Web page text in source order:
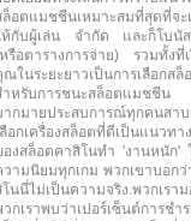
ล็อตแมชชีนเหมาะสมที่สุดที่จะ
ห้กับผู้เล่น จำกัด และก็โบนัส
รือตารางการจ่าย) รวมทั้งที่
ณในระยะยาวเป็นการเลือกส
ำหรับการชนะสล็อตแมชชีน
ากมายประสบการณ์ทุกคนสา
ลือกเครื่องสล็อตที่ดีเป็นแนว
องสล็อตคาสิโนทำ 'งานหนัก'
วามนิยมทุกเกม พวกเขาบอก
โนนี่ไม่เป็นความจริง.พวกเร
วกเราพบว่าเปอร์เซ็นต์การช